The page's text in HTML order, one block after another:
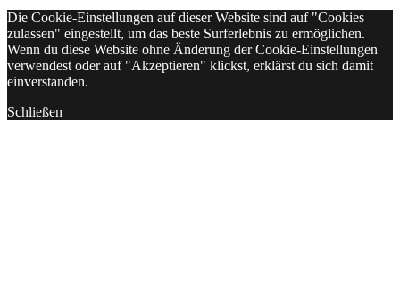
Die Cookie-Einstellungen auf dieser Website sind auf "Cookies
zulassen" eingestellt, um das beste Surferlebnis zu ermöglichen.
Wenn du diese Website ohne Änderung der Cookie-Einstellungen
verwendest oder auf "Akzeptieren" klickst, erklärst du sich damit
einverstanden.
Schließen